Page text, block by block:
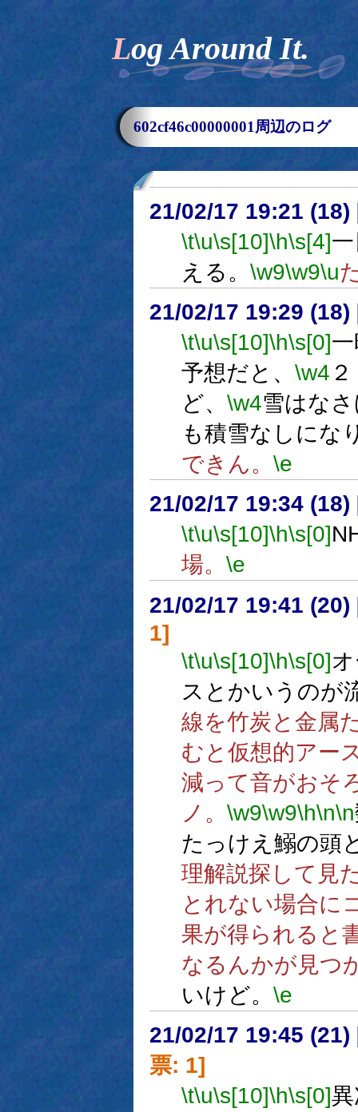
Log Around It.
602cf46c00000001周辺のログ
21/02/17 19:21 (18)
\t\u\s[10]\h\s[4]
える。 \w9\w9\u
21/02/17 19:29 (18)
\t\u\s[10]\h\s[0]
予想だと、 \w4
ど、 \w4雪はな
も積雪なしにな
できん。 \e
21/02/17 19:34 (18)
\t\u\s[10]\h\s[0]
場。 \e
21/02/17 19:41 (20)
1]
\t\u\s[10]\h\s[0]
スとかいうのが
線を竹炭と金属
むと仮想的アー
減って音がおそ
ノ。 \w9\w9\h\n\n
たっけえ鰯の頭
理解説探して見
とれない場合に
果が得られると
なるんかが見つ
いけど。 \e
21/02/17 19:45 (21)
票: 1]
\t\u\s[10]\h\s[0]